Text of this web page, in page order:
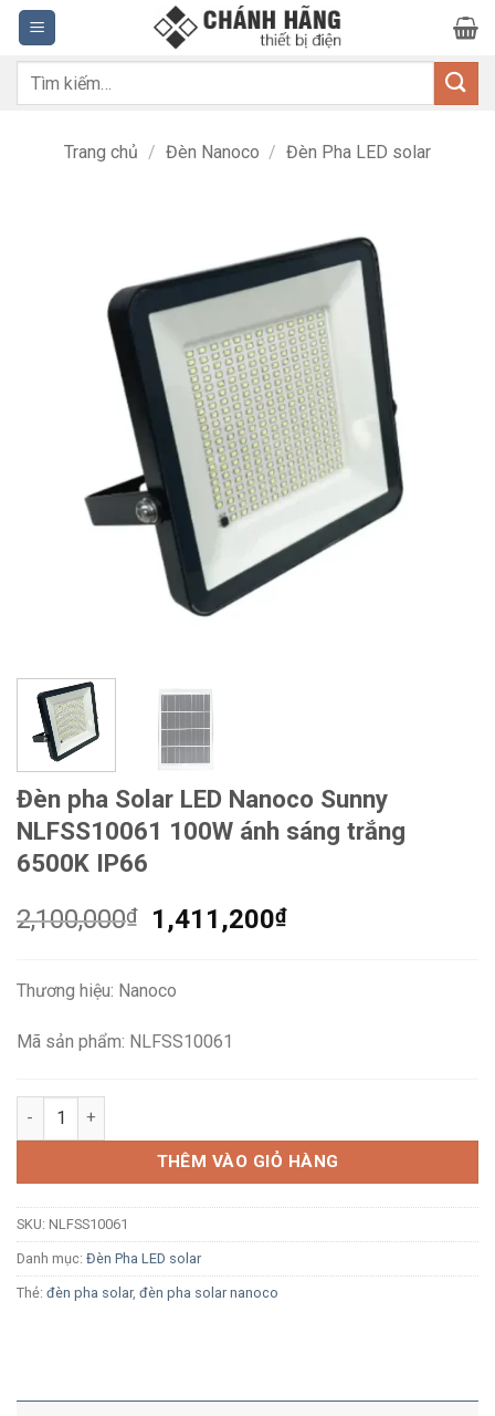
Bỏ
qua
nội
dung
Tìm
Trang chủ / Đèn Nanoco / Đèn Pha LED solar
Đèn pha Solar LED Nanoco Sunny
NLFSS10061 100W ánh sáng trắng
6500K IP66
2,100,000₫
Giá
2,100,000₫.
1,411,200₫Giá
Thương hiệu: Nanoco
Mã sản phẩm: NLFSS10061
Đèn pha Solar LED Nanoco Sunny NLFSS10061 100W ánh
THÊM VÀO GIỎ HÀNG
SKU: NLFSS10061
Danh mục: Đèn Pha LED solar
Thẻ: đèn pha solar, đèn pha solar nanoco